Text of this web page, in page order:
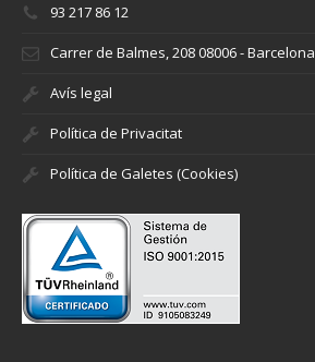
93 217 86 12
Carrer de Balmes, 208 08006 - Barcelona
Avís legal
Política de Privacitat
Política de Galetes (Cookies)